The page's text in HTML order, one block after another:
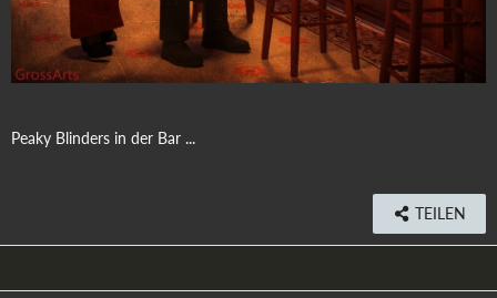
Peaky Blinders in der Bar ...
TEILEN